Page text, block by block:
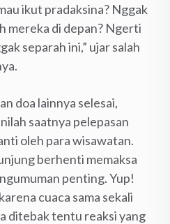
ikut pradaksina? Nggak
mereka di depan? Ngerti
separah ini,” ujar salah
doa lainnya selesai,
saatnya pelepasan
oleh para wisawatan.
berhenti memaksa
penting. Yup!
cuaca sama sekali
ditebak tentu reaksi yang